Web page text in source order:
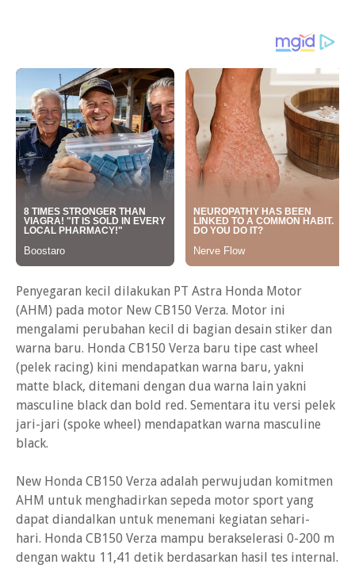
Penyegaran kecil dilakukan PT Astra Honda Motor
(AHM) pada motor New CB150 Verza. Motor ini
mengalami perubahan kecil di bagian desain stiker dan
warna baru. Honda CB150 Verza baru tipe cast wheel
(pelek racing) kini mendapatkan warna baru, yakni
matte black, ditemani dengan dua warna lain yakni
masculine black dan bold red. Sementara itu versi pelek
jari-jari (spoke wheel) mendapatkan warna masculine
black.
New Honda CB150 Verza adalah perwujudan komitmen
AHM untuk menghadirkan sepeda motor sport yang
dapat diandalkan untuk menemani kegiatan sehari-
hari. Honda CB150 Verza mampu berakselerasi 0-200 m
dengan waktu 11,41 detik berdasarkan hasil tes internal.